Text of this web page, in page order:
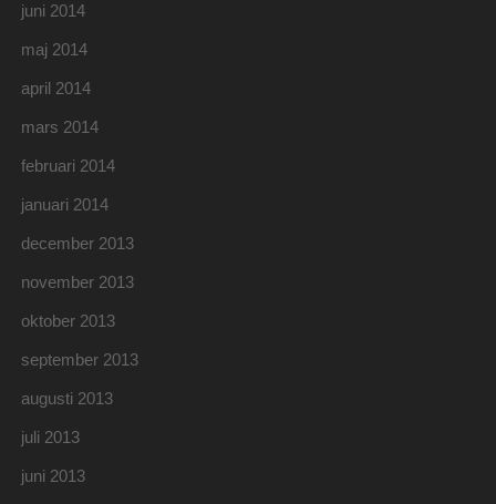
juni 2014
maj 2014
april 2014
mars 2014
februari 2014
januari 2014
december 2013
november 2013
oktober 2013
september 2013
augusti 2013
juli 2013
juni 2013